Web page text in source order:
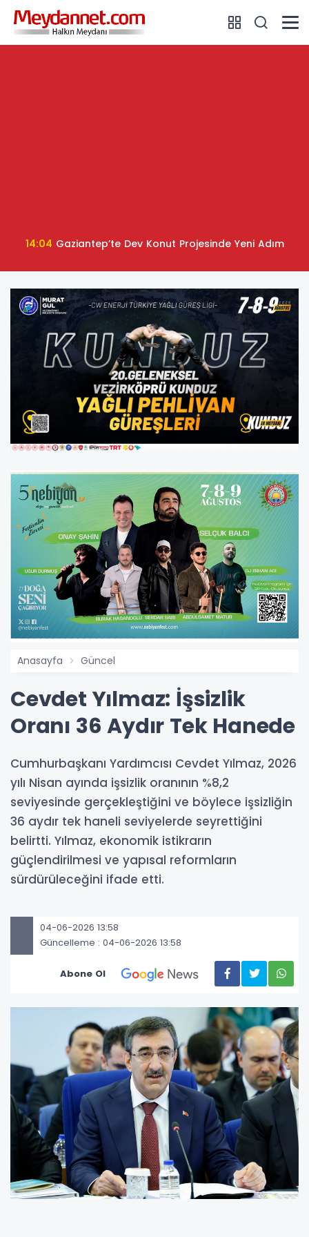
14:04 Gaziantep’te Dev Konut Projesinde Yeni Adım
Anasayfa Güncel
Cevdet Yılmaz: İşsizlik
Oranı 36 Aydır Tek Hanede
Cumhurbaşkanı Yardımcısı Cevdet Yılmaz, 2026
yılı Nisan ayında işsizlik oranının %8,2
seviyesinde gerçekleştiğini ve böylece işsizliğin
36 aydır tek haneli seviyelerde seyrettiğini
belirtti. Yılmaz, ekonomik istikrarın
güçlendirilmesi ve yapısal reformların
sürdürüleceğini ifade etti.
04-06-2026 13:58
Güncelleme : 04-06-2026 13:58
Abone Ol